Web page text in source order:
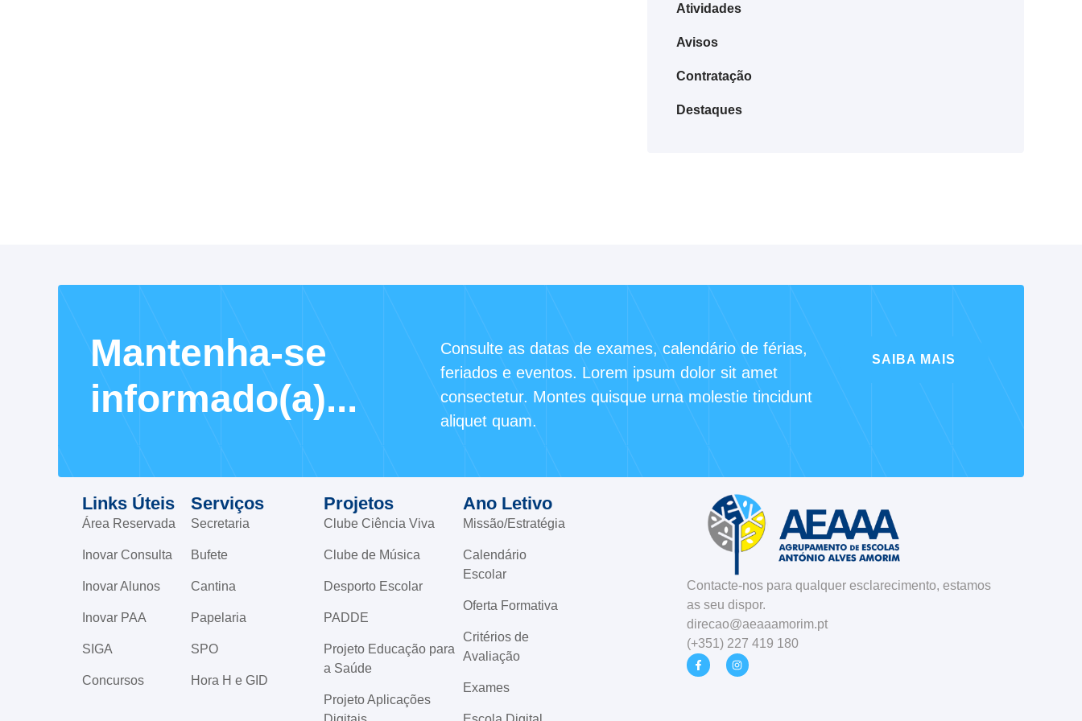
Atividades
Avisos
Contratação
Destaques
Mantenha-se
informado(a)...
Consulte as datas de exames, calendário de férias,
feriados e eventos. Lorem ipsum dolor sit amet
consectetur. Montes quisque urna molestie tincidunt
aliquet quam.
SAIBA MAIS
Links Úteis
Área Reservada
Inovar Consulta
Inovar Alunos
Inovar PAA
SIGA
Concursos
Serviços
Secretaria
Bufete
Cantina
Papelaria
SPO
Hora H e GID
Projetos
Clube Ciência Viva
Clube de Música
Desporto Escolar
PADDE
Projeto Educação para
a Saúde
Projeto Aplicações
Ano Letivo
Missão/Estratégia
Calendário
Escolar
Oferta Formativa
Critérios de
Avaliação
Exames
Contacte-nos para qualquer esclarecimento, estamos
as seu dispor.
direcao@aeaaamorim.pt
(+351) 227 419 180